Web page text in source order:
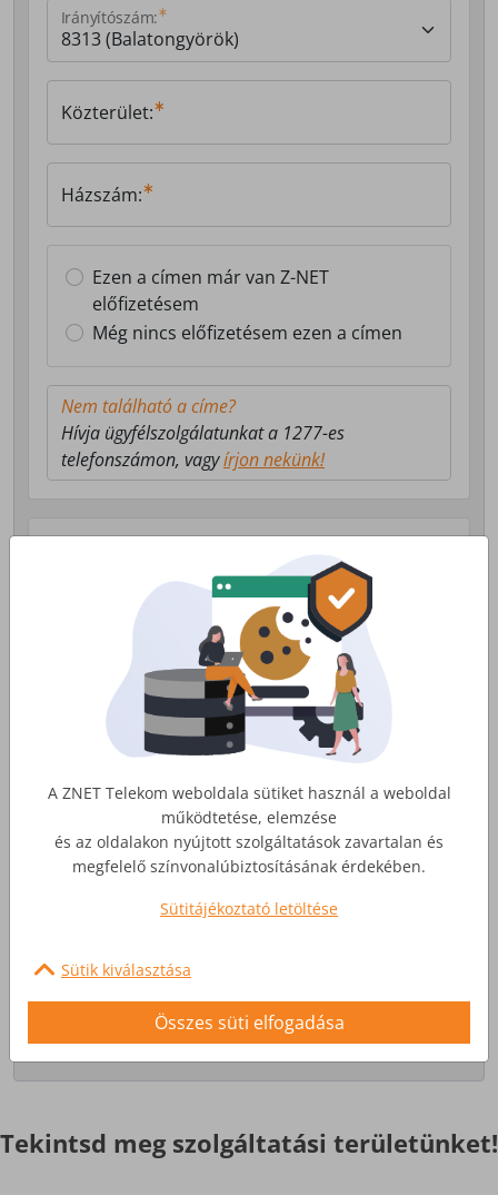
Irányítószám:
Közterület:
Házszám:
Ezen a címen már van Z-NET
előfizetésem
Még nincs előfizetésem ezen a címen
Nem található a címe?
Hívja ügyfélszolgálatunkat a 1277-es
telefonszámon, vagyírjon nekünk!
Válasszon milyen szolgáltatás érdekli!
Lakossági Internet
Otthoni internet, telefon és tv
szolgáltatás
Üzleti Internet
Nagyobb igényekre, egyedi
Érdekel
Tekintsd meg szolgáltatási területünket!
A ZNET Telekom weboldala sütiket használ a weboldal
működtetése, elemzése
és az oldalakon nyújtott szolgáltatások zavartalan és
megfelelő színvonalúbiztosításának érdekében.
Sütitájékoztató letöltése
Sütik kiválasztása
Összes süti elfogadása